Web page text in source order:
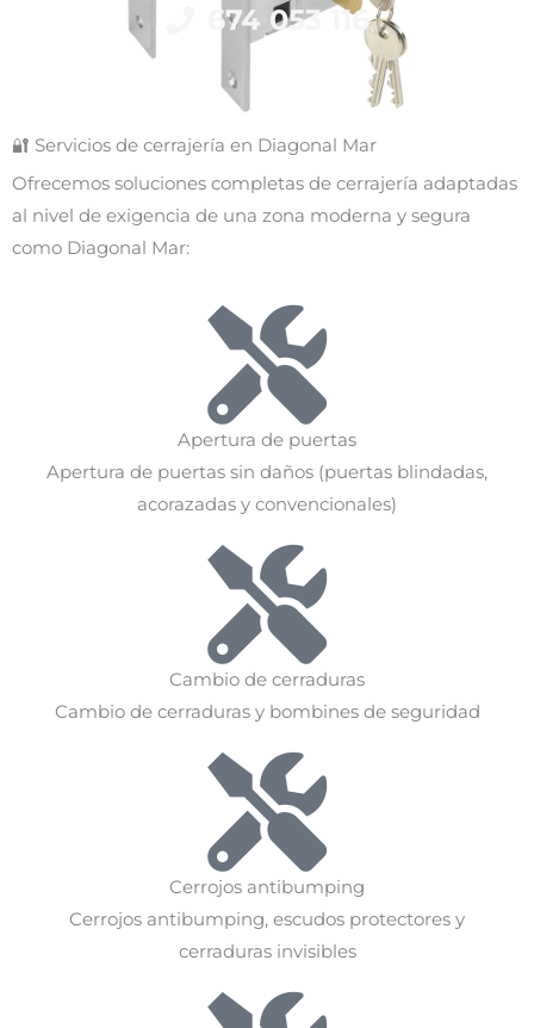
674 053 116
🔐 Servicios de cerrajería en Diagonal Mar
Ofrecemos soluciones completas de cerrajería adaptadas
al nivel de exigencia de una zona moderna y segura
como Diagonal Mar:
Apertura de puertas
Apertura de puertas sin daños (puertas blindadas,
acorazadas y convencionales)
Cambio de cerraduras
Cambio de cerraduras y bombines de seguridad
Cerrojos antibumping
Cerrojos antibumping, escudos protectores y
cerraduras invisibles